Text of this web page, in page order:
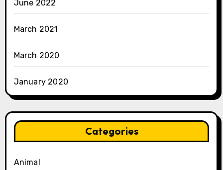
June 2022
March 2021
March 2020
January 2020
Categories
Animal